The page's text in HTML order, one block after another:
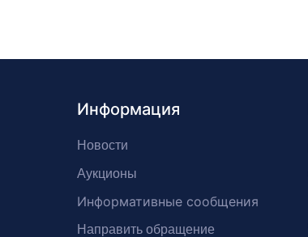
Информация
Новости
Аукционы
Информативные сообщения
Направить обращение